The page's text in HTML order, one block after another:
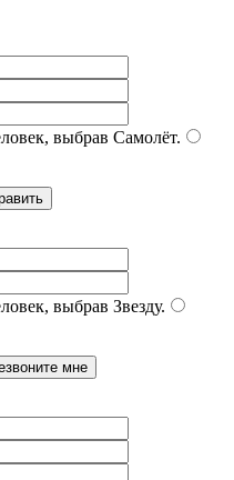
выбрав Самолёт.
выбрав Звезду.